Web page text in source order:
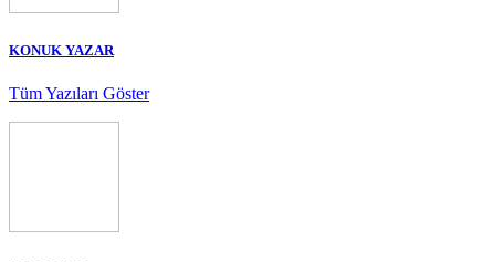
KONUK YAZAR
Tüm Yazıları Göster